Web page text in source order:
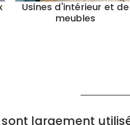
Usines d'intérieur et de
meubles
sont largement